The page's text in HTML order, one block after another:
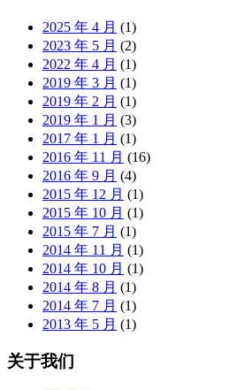
2025 年 4 月 (1)
2023 年 5 月 (2)
2022 年 4 月 (1)
2019 年 3 月 (1)
2019 年 2 月 (1)
2019 年 1 月 (3)
2017 年 1 月 (1)
2016 年 11 月 (16)
2016 年 9 月 (4)
2015 年 12 月 (1)
2015 年 10 月 (1)
2015 年 7 月 (1)
2014 年 11 月 (1)
2014 年 10 月 (1)
2014 年 8 月 (1)
2014 年 7 月 (1)
2013 年 5 月 (1)
关于我们